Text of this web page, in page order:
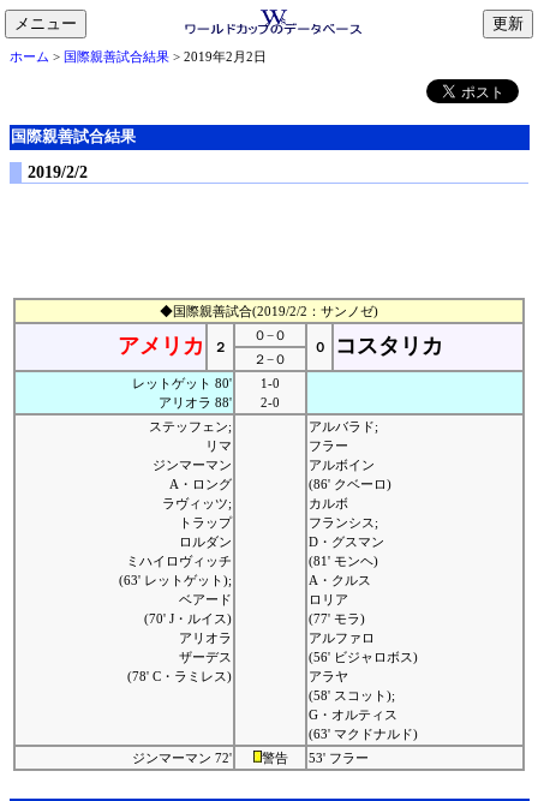
メニュー
toggle
navigation
ホーム > 国際親善試合結果 > 2019年2月2日
国際親善試合結果
2019/2/2
◆国際親善試合(2019/2/2：サンノゼ)
アメリカ ２
０−０
０
コスタリカ
２−０
レットゲット 80'
アリオラ 88'
1-0
2-0
ステッフェン;
リマ
ジンマーマン
A・ロング
ラヴィッツ;
トラップ
ロルダン
ミハイロヴィッチ
(63' レットゲット);
ベアード
(70' J・ルイス)
アリオラ
ザーデス
(78' C・ラミレス)
アルバラド;
フラー
アルボイン
(86' クベーロ)
カルボ
フランシス;
D・グスマン
(81' モンヘ)
A・クルス
ロリア
(77' モラ)
アルファロ
(56' ビジャロボス)
アラヤ
(58' スコット);
G・オルティス
(63' マクドナルド)
ジンマーマン 72'
警告 53' フラー